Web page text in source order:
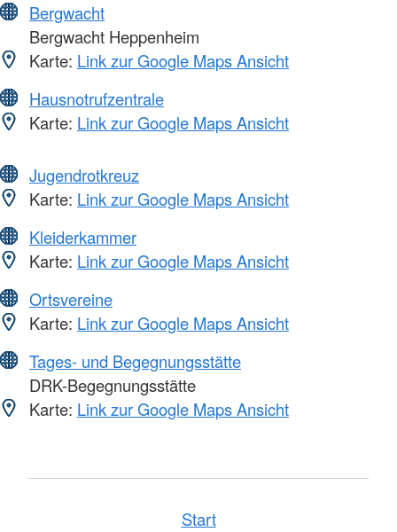
Bergwacht
Bergwacht Heppenheim
Karte: Link zur Google Maps Ansicht
Hausnotrufzentrale
Karte: Link zur Google Maps Ansicht
Jugendrotkreuz
Karte: Link zur Google Maps Ansicht
Kleiderkammer
Karte: Link zur Google Maps Ansicht
Ortsvereine
Karte: Link zur Google Maps Ansicht
Tages- und Begegnungsstätte
DRK-Begegnungsstätte
Karte: Link zur Google Maps Ansicht
Start